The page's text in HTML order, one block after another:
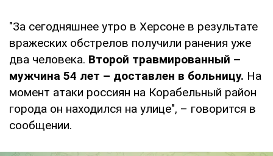
"За сегодняшнее утро в Херсоне в результате
вражеских обстрелов получили ранения уже
два человека. Второй травмированный –
мужчина 54 лет – доставлен в больницу. На
момент атаки россиян на Корабельный район
города он находился на улице", – говорится в
сообщении.